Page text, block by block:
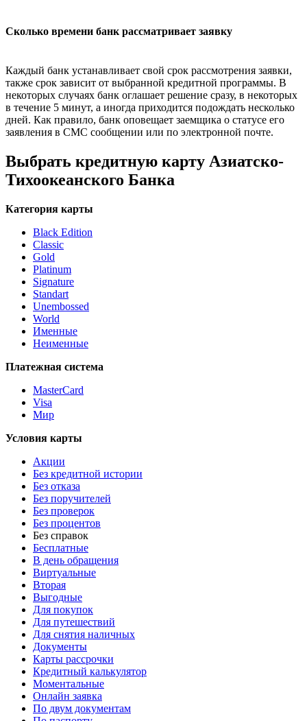
Сколько времени банк рассматривает заявку
Каждый банк устанавливает свой срок рассмотрения заявки,
также срок зависит от выбранной кредитной программы. В
некоторых случаях банк оглашает решение сразу, в некоторых
в течение 5 минут, а иногда приходится подождать несколько
дней. Как правило, банк оповещает заемщика о статусе его
заявления в СМС сообщении или по электронной почте.
Выбрать кредитную карту Азиатско-
Тихоокеанского Банка
Категория карты
Black Edition
Classic
Gold
Platinum
Signature
Standart
Unembossed
World
Именные
Неименные
Платежная система
MasterCard
Visa
Мир
Условия карты
Акции
Без кредитной истории
Без отказа
Без поручителей
Без проверок
Без процентов
Без справок
Бесплатные
В день обращения
Виртуальные
Вторая
Выгодные
Для покупок
Для путешествий
Для снятия наличных
Документы
Карты рассрочки
Кредитный калькулятор
Моментальные
Онлайн заявка
По двум документам